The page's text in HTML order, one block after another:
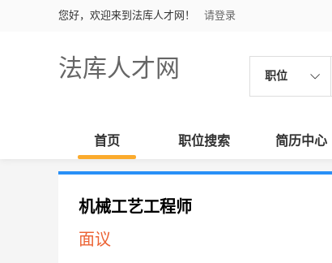
您好，欢迎来到法库人才网！ 请登录
法库人才网 职位
首页 职位搜索 简历中心
机械工艺工程师
面议